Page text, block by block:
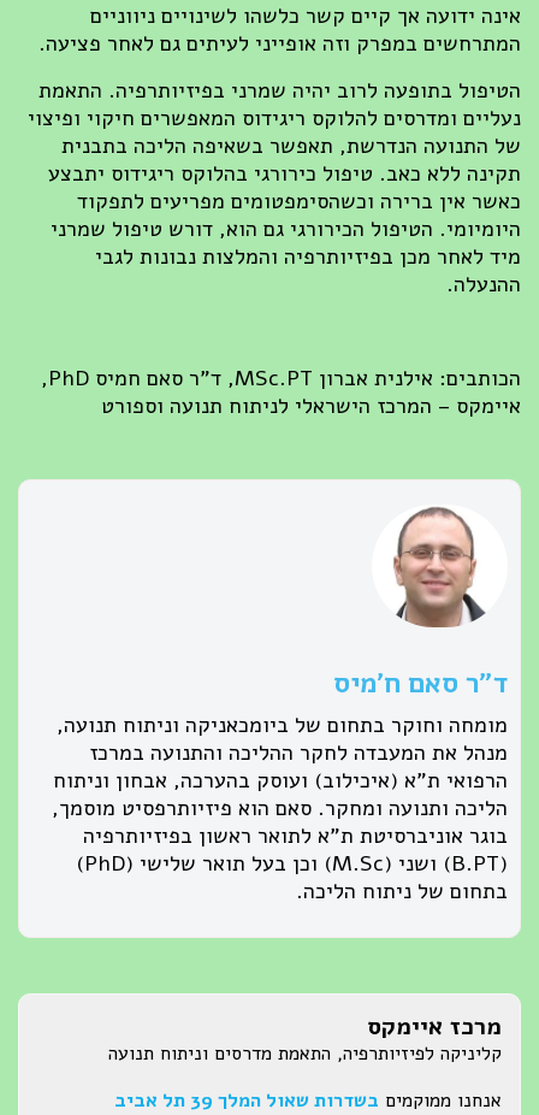
אינה ידועה אך קיים קשר כלשהו לשינויים ניווניים
המתרחשים במפרק וזה אופייני לעיתים גם לאחר פציעה.
הטיפול בתופעה לרוב יהיה שמרני בפיזיותרפיה. התאמת
נעליים ומדרסים להלוקס ריגידוס המאפשרים חיקוי ופיצוי
של התנועה הנדרשת, תאפשר בשאיפה הליכה בתבנית
תקינה ללא כאב. טיפול כירורגי בהלוקס ריגידוס יתבצע
כאשר אין ברירה וכשהסימפטומים מפריעים לתפקוד
היומיומי. הטיפול הכירורגי גם הוא, דורש טיפול שמרני
מיד לאחר מכן בפיזיותרפיה והמלצות נבונות לגבי
ההנעלה.
הכותבים: אילנית אברון MSc.PT, ד"ר סאם חמיס PhD,
איימקס – המרכז הישראלי לניתוח תנועה וספורט
ד״ר סאם ח׳מיס
מומחה וחוקר בתחום של ביומכאניקה וניתוח תנועה,
מנהל את המעבדה לחקר ההליכה והתנועה במרכז
הרפואי ת"א (איכילוב) ועוסק בהערכה, אבחון וניתוח
הליכה ותנועה ומחקר. סאם הוא פיזיותרפסיט מוסמך,
בוגר אוניברסיטת ת"א לתואר ראשון בפיזיותרפיה
(B.PT) ושני (M.Sc) וכן בעל תואר שלישי (PhD)
בתחום של ניתוח הליכה.
מרכז איימקס
קליניקה לפיזיותרפיה, התאמת מדרסים וניתוח תנועה
אנחנו ממוקמים בשדרות שאול המלך 39 תל אביב